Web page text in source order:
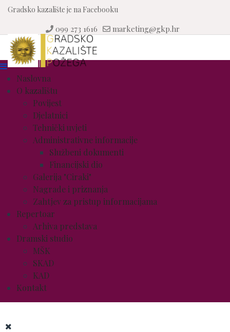
Gradsko kazalište je na Facebooku
099 273 1616 marketing@gkp.hr
Naslovna
O kazalištu
Povijest
Djelatnici
Tehnički uvjeti
Administrativne informacije
Službeni dokumenti
Financijski dio
Galerija "Ciraki"
Nagrade i priznanja
Zahtjev za pristup informacijama
Repertoar
Arhiva predstava
Dramski studio
MŠK
SKAD
KAD
Kontakt